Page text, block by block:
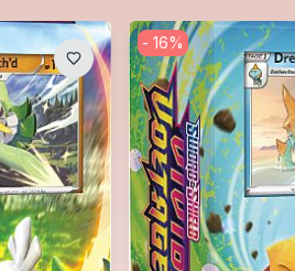
- 16%